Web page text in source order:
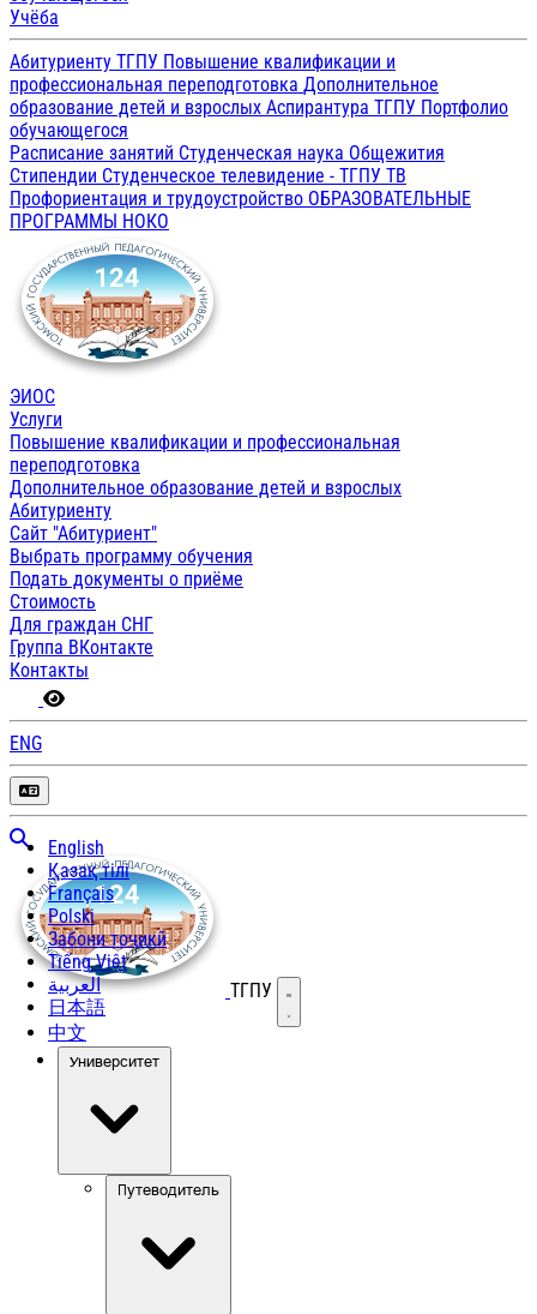
Учёба
Абитуриенту ТГПУ Повышение квалификации и
профессиональная переподготовка Дополнительное
образование детей и взрослых Аспирантура ТГПУ Портфолио
обучающегося
Расписание занятий Студенческая наука Общежития
Стипендии Студенческое телевидение - ТГПУ ТВ
Профориентация и трудоустройство ОБРАЗОВАТЕЛЬНЫЕ
ПРОГРАММЫ НОКО
ЭИОС
Услуги
Повышение квалификации и профессиональная
переподготовка
Дополнительное образование детей и взрослых
Абитуриенту
Сайт "Абитуриент"
Выбрать программу обучения
Подать документы о приёме
Стоимость
Для граждан СНГ
Группа ВКонтакте
Контакты
ENG
English
Қазақ тілі
Français
Polski
Забони тоҷикӣ
Tiếng Việt
العربية
日本語
中文
ТГПУ Открыть меню
Университет
Путеводитель